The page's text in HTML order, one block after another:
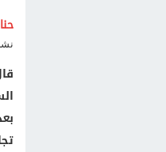
نشر في: